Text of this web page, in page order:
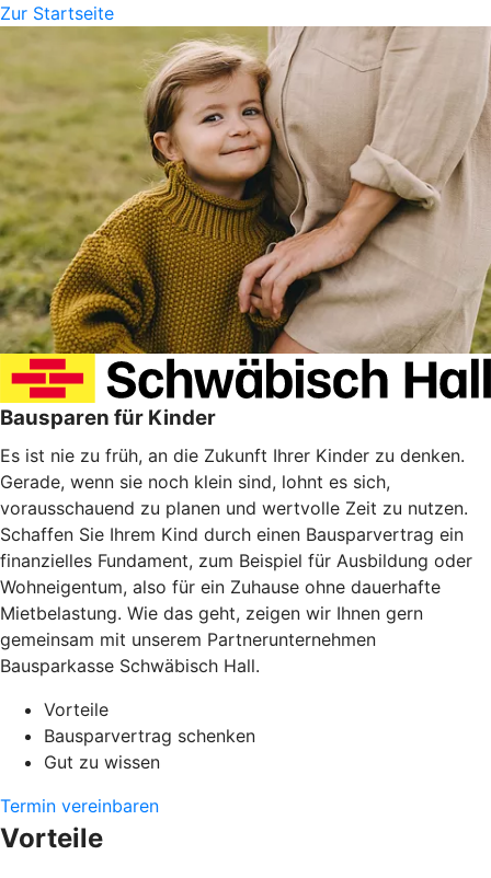
Zur Startseite
Bausparen für Kinder
Es ist nie zu früh, an die Zukunft Ihrer Kinder zu denken.
Gerade, wenn sie noch klein sind, lohnt es sich,
vorausschauend zu planen und wertvolle Zeit zu nutzen.
Schaffen Sie Ihrem Kind durch einen Bausparvertrag ein
finanzielles Fundament, zum Beispiel für Ausbildung oder
Wohneigentum, also für ein Zuhause ohne dauerhafte
Mietbelastung. Wie das geht, zeigen wir Ihnen gern
gemeinsam mit unserem Partnerunternehmen
Bausparkasse Schwäbisch Hall.
Vorteile
Bausparvertrag schenken
Gut zu wissen
Termin vereinbaren
Vorteile